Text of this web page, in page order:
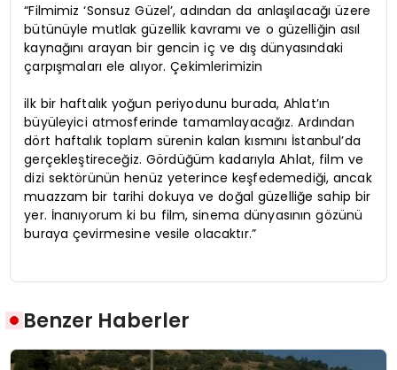
“Filmimiz ‘Sonsuz Güzel’, adından da anlaşılacağı üzere
bütünüyle mutlak güzellik kavramı ve o güzelliğin asıl
kaynağını arayan bir gencin iç ve dış dünyasındaki
çarpışmaları ele alıyor. Çekimlerimizin
ilk bir haftalık yoğun periyodunu burada, Ahlat’ın
büyüleyici atmosferinde tamamlayacağız. Ardından
dört haftalık toplam sürenin kalan kısmını İstanbul’da
gerçekleştireceğiz. Gördüğüm kadarıyla Ahlat, film ve
dizi sektörünün henüz yeterince keşfedemediği, ancak
muazzam bir tarihi dokuya ve doğal güzelliğe sahip bir
yer. İnanıyorum ki bu film, sinema dünyasının gözünü
buraya çevirmesine vesile olacaktır.”
Benzer Haberler